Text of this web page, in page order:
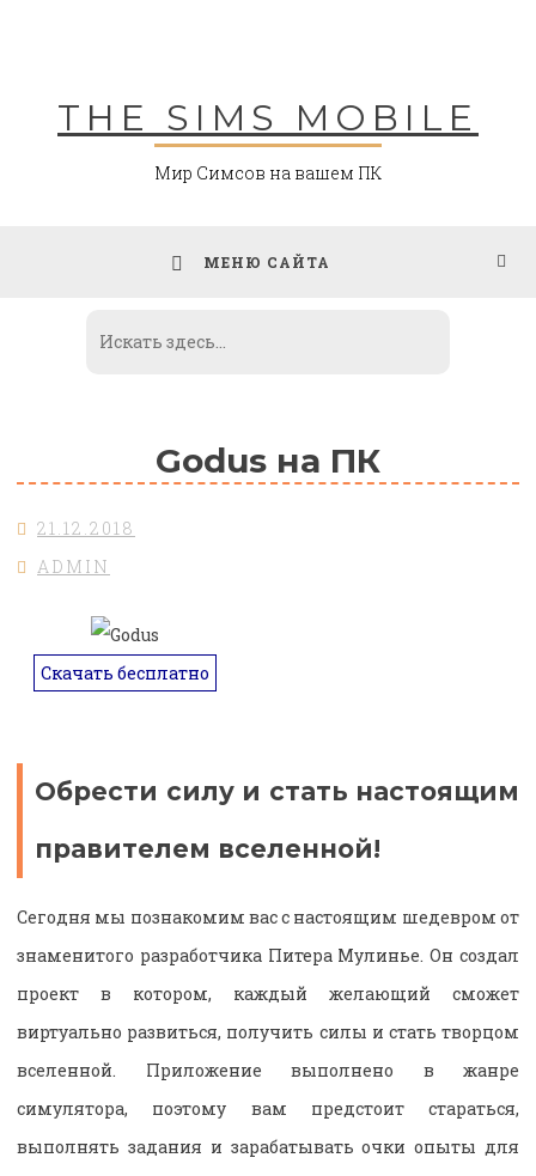
THE SIMS MOBILE
Мир Симсов на вашем ПК
МЕНЮ САЙТА
Godus на ПК
21.12.2018
ADMIN
Скачать бесплатно
Обрести силу и стать настоящим
правителем вселенной!
Сегодня мы познакомим вас с настоящим шедевром от
знаменитого разработчика Питера Мулинье. Он создал
проект в котором, каждый желающий сможет
виртуально развиться, получить силы и стать творцом
вселенной. Приложение выполнено в жанре
симулятора, поэтому вам предстоит стараться,
выполнять задания и зарабатывать очки опыты для